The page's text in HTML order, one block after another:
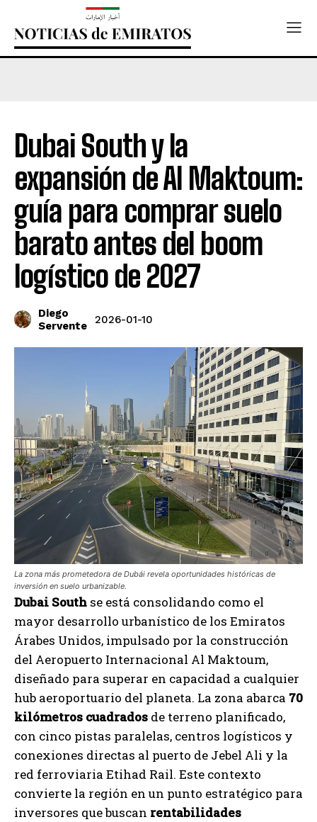
Dubai South y la
expansión de Al Maktoum:
guía para comprar suelo
barato antes del boom
logístico de 2027
Diego
Servente
2026-01-10
La zona más prometedora de Dubái revela oportunidades históricas de
inversión en suelo urbanizable.
Dubai South se está consolidando como el
mayor desarrollo urbanístico de los Emiratos
Árabes Unidos, impulsado por la construcción
del Aeropuerto Internacional Al Maktoum,
diseñado para superar en capacidad a cualquier
hub aeroportuario del planeta. La zona abarca 70
kilómetros cuadrados de terreno planificado,
con cinco pistas paralelas, centros logísticos y
conexiones directas al puerto de Jebel Ali y la
red ferroviaria Etihad Rail. Este contexto
convierte la región en un punto estratégico para
inversores que buscan rentabilidades